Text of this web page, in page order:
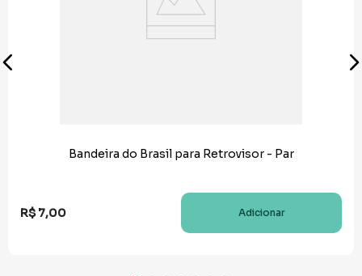
Bandeira do Brasil para Retrovisor - Par
R$ 7,00 Adicionar